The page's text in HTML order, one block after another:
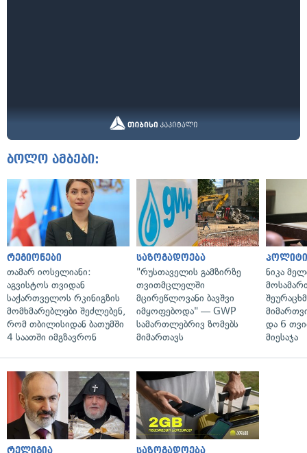
ბოლო ამბები:
რეგიონები
თამარ იოსელიანი:
აგვისტოს თვიდან
საქართველოს რკინიგზის
მომხმარებლები შეძლებენ,
რომ თბილისიდან ბათუმში
4 საათში იმგზავრონ
საზოგადოება
"რუსთაველის გამზირზე
თვითმცლელში
მცირეწლოვანი ბავშვი
იმყოფებოდა" — GWP
სამართლებრივ ზომებს
მიმართავს
ნიკა
და 6
მიესაჯა
რელიგია საზოგადოება